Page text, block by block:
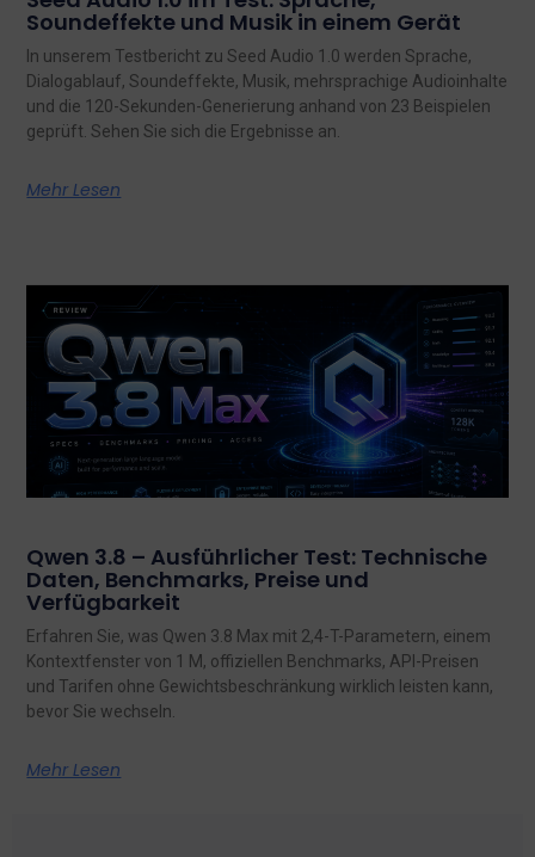
Soundeffekte und Musik in einem Gerät
In unserem Testbericht zu Seed Audio 1.0 werden Sprache,
Dialogablauf, Soundeffekte, Musik, mehrsprachige Audioinhalte
und die 120-Sekunden-Generierung anhand von 23 Beispielen
geprüft. Sehen Sie sich die Ergebnisse an.
Mehr Lesen
Qwen 3.8 – Ausführlicher Test: Technische
Daten, Benchmarks, Preise und
Verfügbarkeit
Erfahren Sie, was Qwen 3.8 Max mit 2,4-T-Parametern, einem
Kontextfenster von 1 M, offiziellen Benchmarks, API-Preisen
und Tarifen ohne Gewichtsbeschränkung wirklich leisten kann,
bevor Sie wechseln.
Mehr Lesen